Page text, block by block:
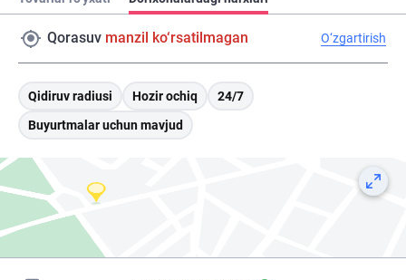
Qorasuv manzil ko‘rsatilmagan O‘zgartirish
Qidiruv radiusi Hozir ochiq
24/7
Buyurtmalar uchun mavjud